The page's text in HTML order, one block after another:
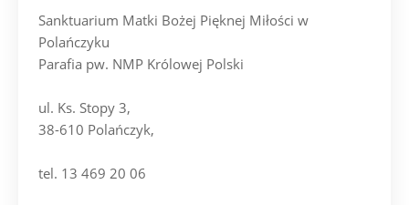
Sanktuarium Matki Bożej Pięknej Miłości w
Polańczyku
Parafia pw. NMP Królowej Polski
ul. Ks. Stopy 3,
38-610 Polańczyk,
tel. 13 469 20 06